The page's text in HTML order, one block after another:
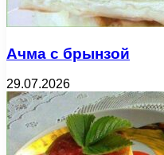
Ачма с брынзой
29.07.2026